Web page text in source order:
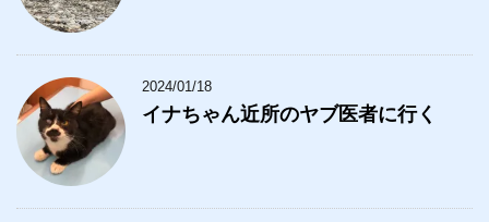
2024/01/18
イナちゃん近所のヤブ医者に行く